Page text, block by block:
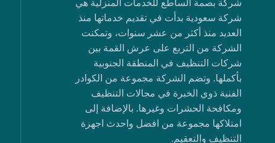
شركة بصمة الساطع للخدمات المنزلية هي
شركة سعودية بدأت في تقديم خدماتها منذ
العديد منذ أكثر من عشر سنوات، وتمكنت
الشركة من التربع على عرش القمة بين
شركات التنظيف في المنطقة الجنوبية
بأكملها. وتضم الشركة مجموعة من الكوادر
الفنية ذوي الخبرة في مجالات التنظيف
ومكافحة الحشرات وغيرها. بالإضافة إلى
امتلاكها مجموعة من افضل واحدث اجهزة
التنظيف والتعقيم.